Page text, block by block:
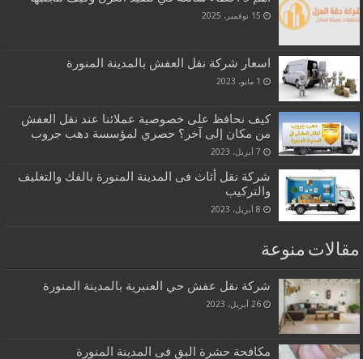
15 نوفمبر، 2025
اسعار شركة نقل العفش بالمدينة المنورة
1 مايو، 2023
كيف نحافظ على خصوصية عملائنا عند نقل العفش
من مكان إلى آخر؟ حصري لمؤسسة دهب جروب
7 أبريل، 2023
شركة نقل أثاث فى المدينة المنورة بالفك والتغليف
والتركيب
8 أبريل، 2023
مقالات منوعة
شركة نقل عفش حي العنبرية بالمدينة المنورة
26 أبريل، 2023
مكافحة حشرة البق فى المدينة المنورة